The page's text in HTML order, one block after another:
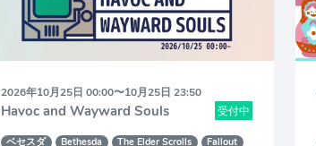
2026年10月25日 00:00〜10月25日 23:50
受付中
Havoc and Wayward Souls
ベセスダ Bethesda The Elder Scrolls Fallout